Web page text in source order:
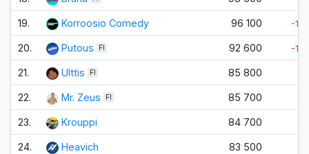
19. Korroosio Comedy 96 100 -
20. Putous FI 92 600 -
21. Ulttis FI 85 800
22. Mr. Zeus FI 85 700
23. Krouppi 84 700
24. Heavich 83 500